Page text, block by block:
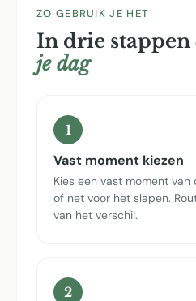
ZO GEBRUIK JE HET
In drie stappen
je dag
1
Vast moment kiezen
Kies een vast moment
of net voor het slapen.
van het verschil.
2